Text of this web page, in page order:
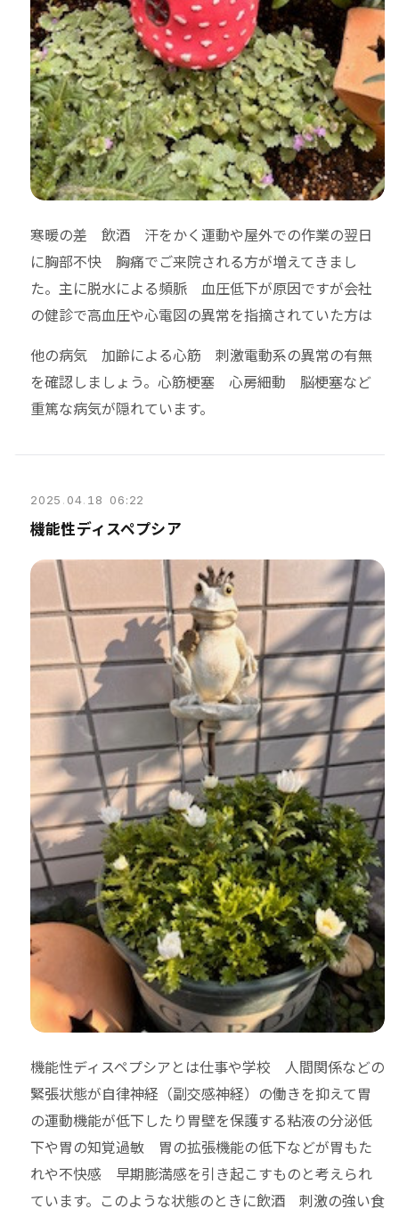
寒暖の差 飲酒 汗をかく運動や屋外での作業の翌日
に胸部不快 胸痛でご来院される方が増えてきまし
た。主に脱水による頻脈 血圧低下が原因ですが会社
の健診で高血圧や心電図の異常を指摘されていた方は
他の病気 加齢による心筋 刺激電動系の異常の有無
を確認しましょう。心筋梗塞 心房細動 脳梗塞など
重篤な病気が隠れています。
2025 . 04. 18 06:22
機能性ディスペプシア
機能性ディスペプシアとは仕事や学校 人間関係などの
緊張状態が自律神経（副交感神経）の働きを抑えて胃
の運動機能が低下したり胃壁を保護する粘液の分泌低
下や胃の知覚過敏 胃の拡張機能の低下などが胃もた
れや不快感 早期膨満感を引き起こすものと考えられ
ています。このような状態のときに飲酒 刺激の強い食